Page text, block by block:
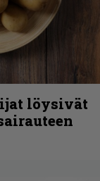
löysivät